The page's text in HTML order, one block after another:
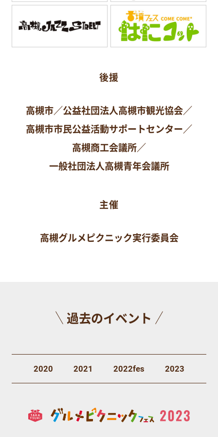
後援
高槻市／公益社団法人高槻市観光協会／
高槻市市民公益活動サポートセンター／
高槻商工会議所／
一般社団法人高槻青年会議所
主催
高槻グルメピクニック実行委員会
過去のイベント
2020 2021 2022fes 2023